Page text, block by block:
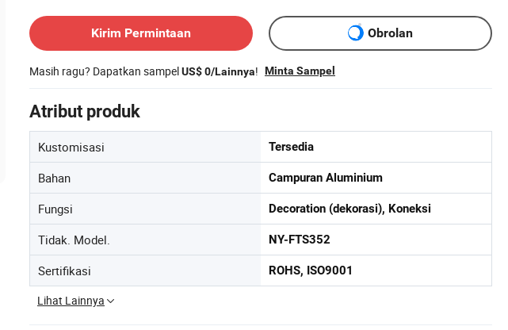
Kirim Permintaan
Obrolan
Masih ragu? Dapatkan sampelUS$ 0/Lainnya! Minta Sampel
Atribut produk
Kustomisasi Tersedia
Bahan Campuran Aluminium
Fungsi Decoration (dekorasi), Koneksi
Tidak. Model. NY-FTS352
Sertifikasi ROHS, ISO9001
Lihat Lainnya